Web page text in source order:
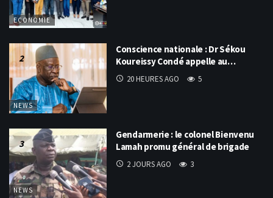
ECONOMIE
NEWS
Conscience nationale : Dr Sékou
Koureissy Condé appelle au…
20 HEURES AGO 5
NEWS
Gendarmerie : le colonel Bienvenu
Lamah promu général de brigade
2 JOURS AGO 3